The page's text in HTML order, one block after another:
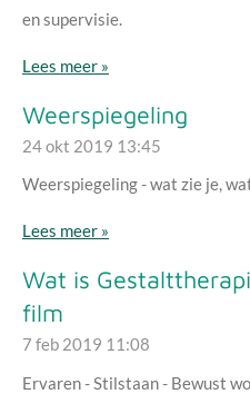
en supervisie.
Lees meer »
Weerspiegeling
24 okt 2019 13:45
Weerspiegeling - wat zie je,
Lees meer »
Wat is
film
7 feb 2019 11:08
Ervaren - Stilstaan - Bewust